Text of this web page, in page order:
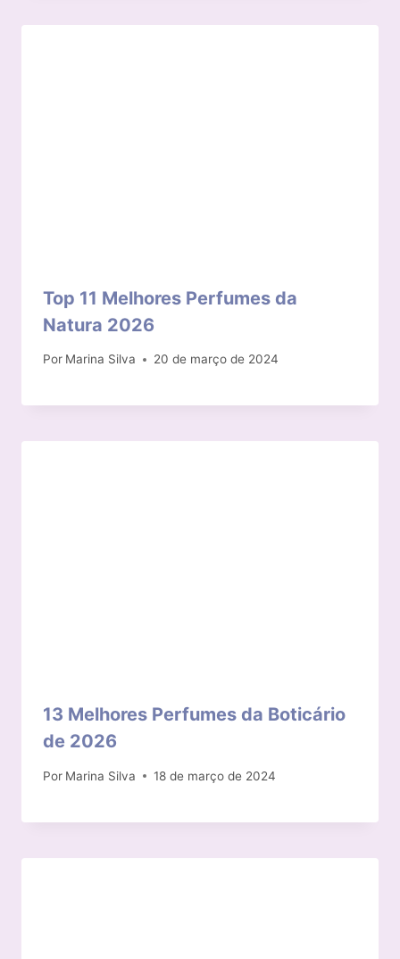
Top 11 Melhores Perfumes da
Natura 2026
Por Marina Silva 20 de março de 2024
13 Melhores Perfumes da Boticário
de 2026
Por Marina Silva 18 de março de 2024